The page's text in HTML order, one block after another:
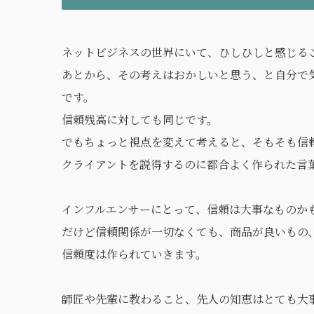
ネットビジネスの世界にいて、ひしひしと感じ
あとから、その考えはおかしいと思う、と自分
です。
信頼残高に対しても同じです。
でもちょっと視点を変えて考えると、そもそも
クライアントを説得するのに都合よく作られた
インフルエンサーにとって、信頼は大事なものか
だけど信頼関係が一切なくても、商品が良いも
信頼度は作られていきます。
師匠や先輩に教わること、先人の知恵はとても